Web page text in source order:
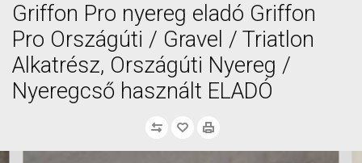
Griffon Pro nyereg eladó Griffon
Pro Országúti / Gravel / Triatlon
Alkatrész, Országúti Nyereg /
Nyeregcső használt ELADÓ